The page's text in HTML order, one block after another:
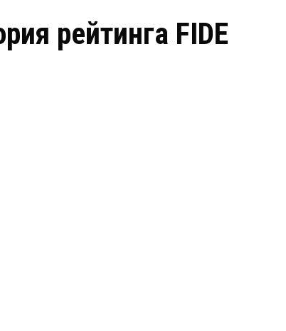
рейтинга FIDE